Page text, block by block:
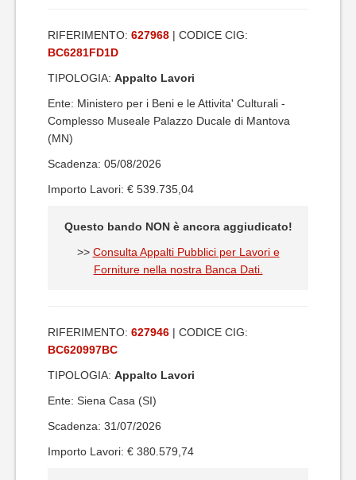
RIFERIMENTO: 627968 | CODICE CIG:
BC6281FD1D
TIPOLOGIA: Appalto Lavori
Ente: Ministero per i Beni e le Attivita' Culturali -
Complesso Museale Palazzo Ducale di Mantova
(MN)
Scadenza: 05/08/2026
Importo Lavori: € 539.735,04
Questo bando NON è ancora aggiudicato!
>> Consulta Appalti Pubblici per Lavori e
Forniture nella nostra Banca Dati.
RIFERIMENTO: 627946 | CODICE CIG:
BC620997BC
TIPOLOGIA: Appalto Lavori
Ente: Siena Casa (SI)
Scadenza: 31/07/2026
Importo Lavori: € 380.579,74